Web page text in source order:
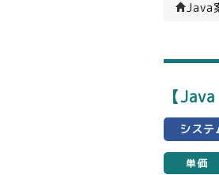
Java
【
シス
単価